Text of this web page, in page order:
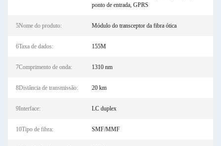
ponto de entrada, GPRS
5Nome do produto: Módulo do transceptor da fibra ótica
6Taxa de dados: 155M
7Comprimento de onda: 1310 nm
8Distância de transmissão: 20 km
9Interface: LC duplex
10Tipo de fibra: SMF/MMF